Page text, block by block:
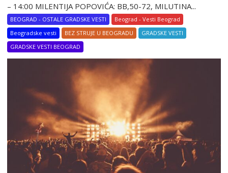
– 14:00 MILENTIJA POPOVIĆA: BB,50-72, MILUTINA...
BEOGRAD - OSTALE GRADSKE VESTI
Beograd - Vesti Beograd
Beogradske vesti
BEZ STRUJE U BEOGRADU
GRADSKE VESTI
GRADSKE VESTI BEOGRAD